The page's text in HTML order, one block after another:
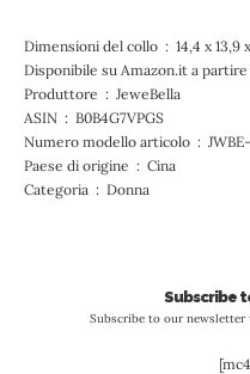
Dimensioni del collo
Produttore ‏ : ‎ JeweBella
ASIN ‏ : ‎ B0B4G7VPGS
Numero
Paese di origine ‏ : ‎ Cina
Categoria ‏ : ‎ Donna
Subscribe
Subscribe to our